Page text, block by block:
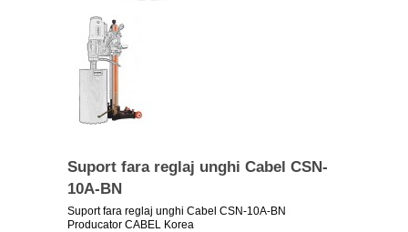
Suport fara reglaj unghi Cabel CSN-
10A-BN
Suport fara reglaj unghi Cabel CSN-10A-BN
Producator CABEL Korea